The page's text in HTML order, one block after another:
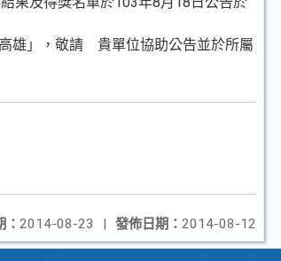
雄」，敬請 貴單位協助公告並於所屬
發佈日期： 2014-08-12
： 2014-08-23 |